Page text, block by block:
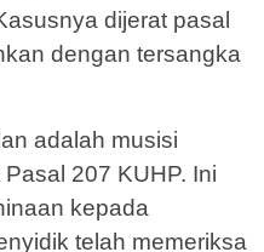
dijerat pasal
dengan tersangka
adalah musisi
207 KUHP. Ini
kepada
telah memeriksa